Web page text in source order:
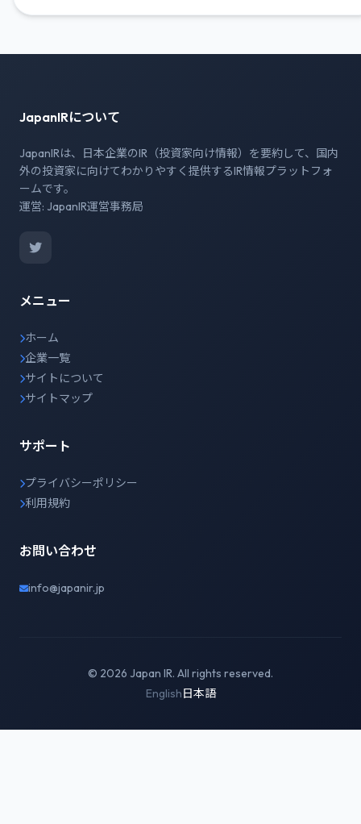
JapanIRについて
JapanIRは、日本企業のIR（投資家向け情報）を要約して、国内
外の投資家に向けてわかりやすく提供するIR情報プラットフォ
ームです。
運営: JapanIR運営事務局
メニュー
ホーム
企業一覧
サイトについて
サイトマップ
サポート
プライバシーポリシー
利用規約
お問い合わせ
info@japanir.jp
© 2026 Japan IR. All rights reserved.
English日本語